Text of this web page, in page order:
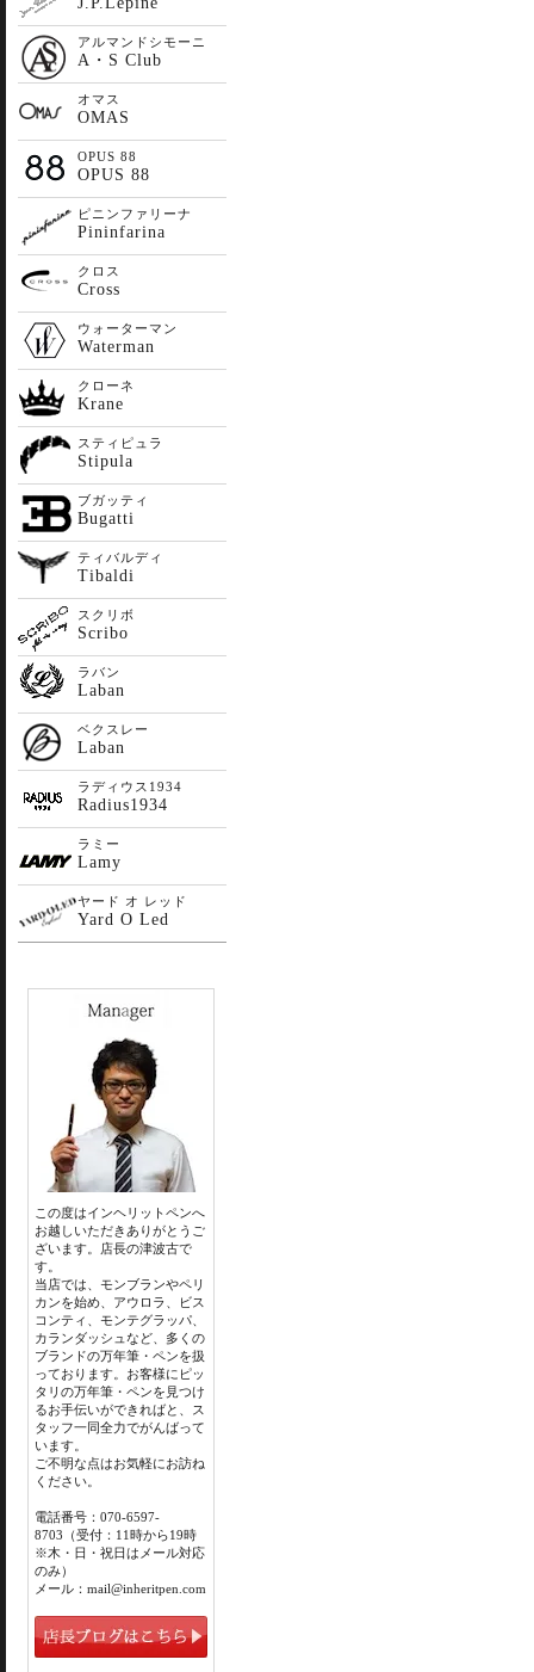
アルマンドシモーニ
A・S Club
オマス
OMAS
OPUS 88
OPUS 88
ピニンファリーナ
Pininfarina
クロス
Cross
ウォーターマン
Waterman
クローネ
Krane
スティピュラ
Stipula
ブガッティ
Bugatti
ティバルディ
Tibaldi
スクリボ
Scribo
ラバン
Laban
ベクスレー
Laban
ラディウス1934
Radius1934
ラミー
Lamy
ヤード オ レッド
Yard O Led
この度はインヘリットペンへ
お越しいただきありがとうご
ざいます。店長の津波古で
す。
当店では、モンブランやペリ
カンを始め、アウロラ、ビス
コンティ、モンテグラッパ、
カランダッシュなど、多くの
ブランドの万年筆・ペンを扱
っております。お客様にピッ
タリの万年筆・ペンを見つけ
るお手伝いができればと、ス
タッフ一同全力でがんばって
います。
ご不明な点はお気軽にお訪ね
ください。
電話番号：070-6597-
8703（受付：11時から19時
※木・日・祝日はメール対応
のみ）
メール：mail@inheritpen.com